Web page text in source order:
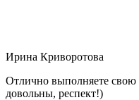
Ирина Криворотова
Отлично выполняете свою
довольны, респект!)